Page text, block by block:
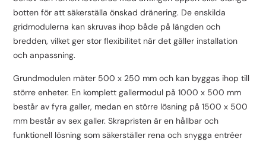
botten för att säkerställa önskad dränering. De enskilda
gridmodulerna kan skruvas ihop både på längden och
bredden, vilket ger stor flexibilitet när det gäller installation
och anpassning.
Grundmodulen mäter 500 x 250 mm och kan byggas ihop till
större enheter. En komplett gallermodul på 1000 x 500 mm
består av fyra galler, medan en större lösning på 1500 x 500
mm består av sex galler. Skrapristen är en hållbar och
funktionell lösning som säkerställer rena och snygga entréer